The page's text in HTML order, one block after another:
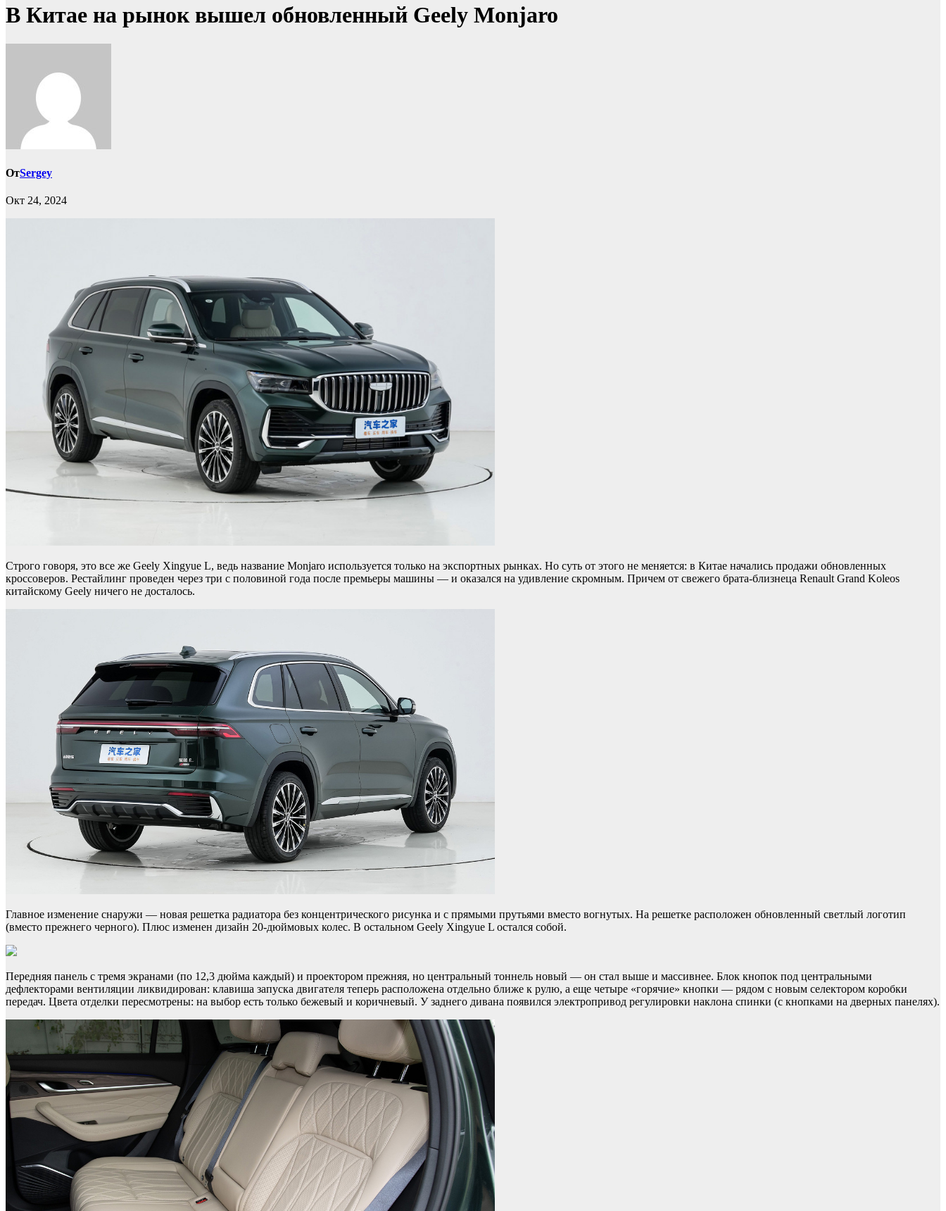
В Китае на рынок вышел обновленный Geely Monjaro
ОтSergey
Окт 24, 2024
Строго говоря, это все же Geely Xingyue L, ведь название Monjaro используется только на экспортных рынках. Но суть от этого не меняется: в Китае начались продажи обновленных
кроссоверов. Рестайлинг проведен через три с половиной года после премьеры машины — и оказался на удивление скромным. Причем от свежего брата-близнеца Renault Grand Koleos
китайскому Geely ничего не досталось.
Главное изменение снаружи — новая решетка радиатора без концентрического рисунка и с прямыми прутьями вместо вогнутых. На решетке расположен обновленный светлый логотип
(вместо прежнего черного). Плюс изменен дизайн 20-дюймовых колес. В остальном Geely Xingyue L остался собой.
Передняя панель с тремя экранами (по 12,3 дюйма каждый) и проектором прежняя, но центральный тоннель новый — он стал выше и массивнее. Блок кнопок под центральными
дефлекторами вентиляции ликвидирован: клавиша запуска двигателя теперь расположена отдельно ближе к рулю, а еще четыре «горячие» кнопки — рядом с новым селектором коробки
передач. Цвета отделки пересмотрены: на выбор есть только бежевый и коричневый. У заднего дивана появился электропривод регулировки наклона спинки (с кнопками на дверных панелях).